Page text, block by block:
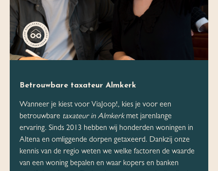
Betrouwbare taxateur Almkerk
Wanneer je kiest voor ViaJoop!, kies je voor een
betrouwbare taxateur in Almkerkmet jarenlange
ervaring. Sinds 2013 hebben wij honderden woningen in
Altena en omliggende dorpen getaxeerd. Dankzij onze
kennis van de regio weten we welke factoren de waarde
van een woning bepalen en waar kopers en banken